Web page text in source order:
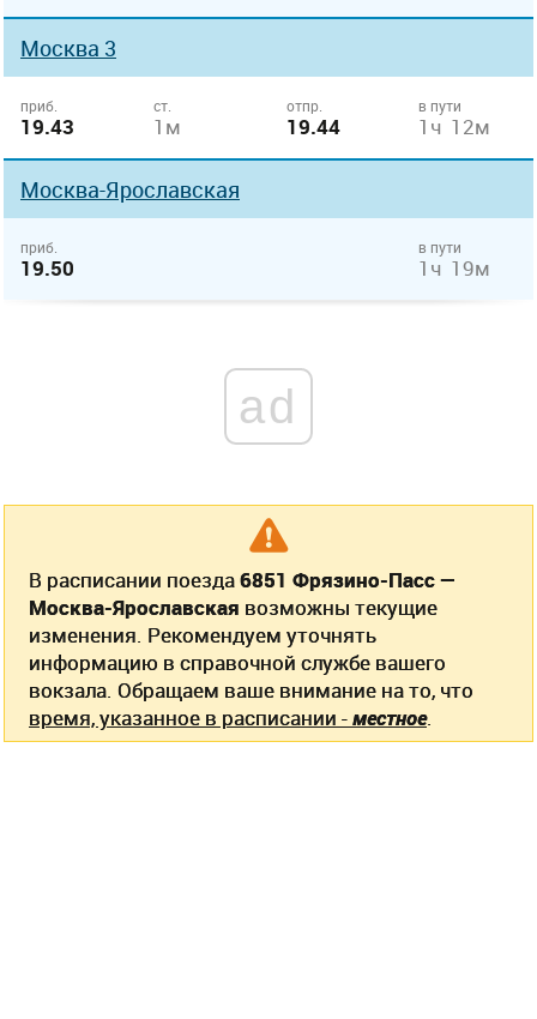
Москва 3
приб.
19.43
ст.
1м
отпр.
19.44
в пути
1ч 12м
Москва-Ярославская
приб.
19.50
в пути
1ч 19м
ad
В расписании поезда6851 Фрязино-Пасс —
Москва-Ярославская возможны текущие
изменения. Рекомендуем уточнять
информацию в справочной службе вашего
вокзала. Обращаем ваше внимание на то, что
время, указанное в расписании -местное.